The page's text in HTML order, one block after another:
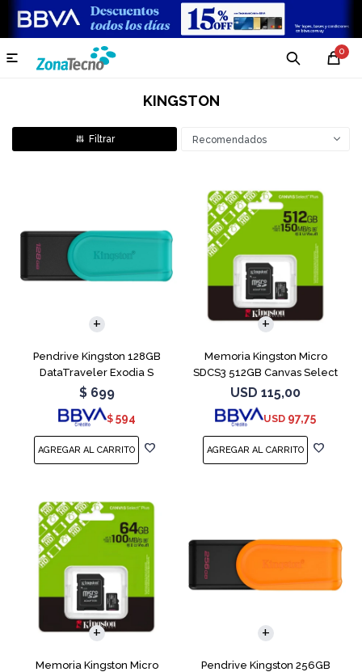
0

KINGSTON
Recomendados
Pendrive Kingston 128GB
DataTraveler Exodia S
Turquesa
$ 699
$ 594
Memoria Kingston Micro
SDCS3 512GB Canvas Select
Plus
USD 115,00
USD 97,75
Memoria Kingston Micro
Pendrive Kingston 256GB